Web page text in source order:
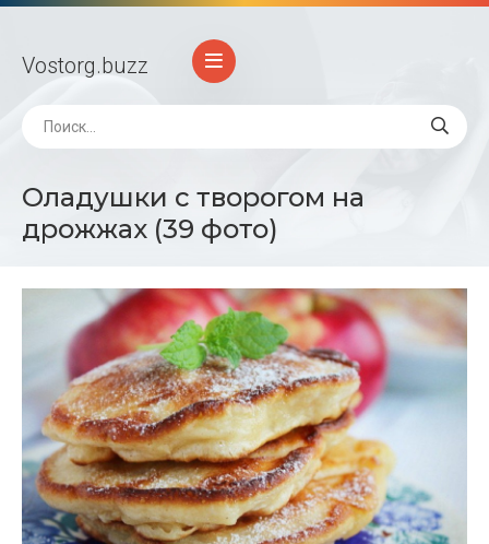
Vostorg.buzz
Оладушки с творогом на
дрожжах (39 фото)